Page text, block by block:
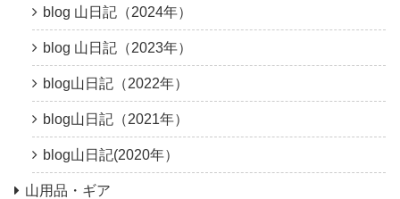
blog 山日記（2024年）
blog 山日記（2023年）
blog山日記（2022年）
blog山日記（2021年）
blog山日記(2020年）
山用品・ギア